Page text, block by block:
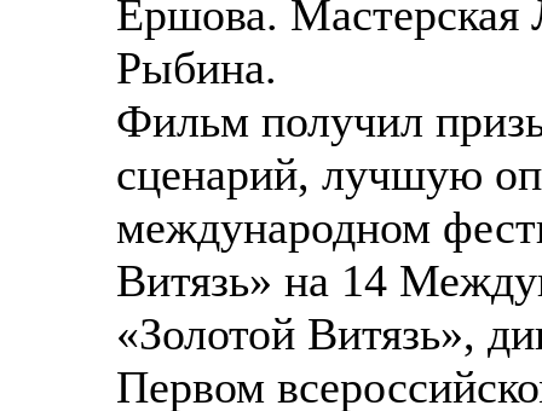
Ершова.
Рыбина.
Фильм получил
сценарий, лучшую
международном
Витязь» на 14
«Золотой Витязь»,
Первом